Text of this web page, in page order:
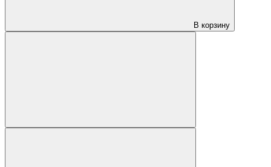
В корзину